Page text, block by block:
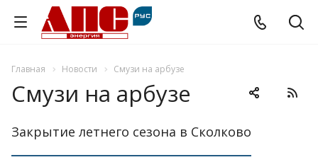
Главная Новости Смузи на арбузе
Смузи на арбузе
Закрытие летнего сезона в Сколково